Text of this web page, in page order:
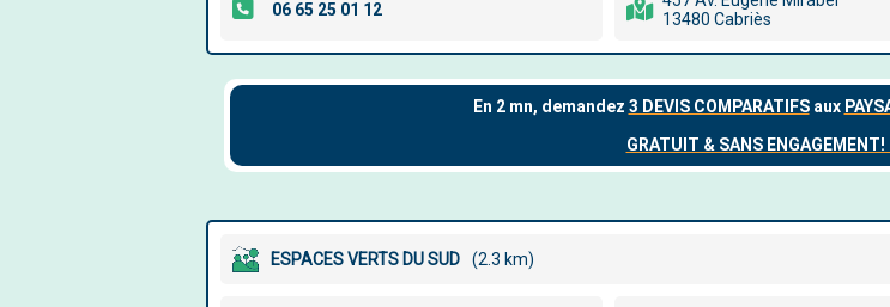
13480 Cabriès
ESPACES VERTS DU SUD (2.3 km)